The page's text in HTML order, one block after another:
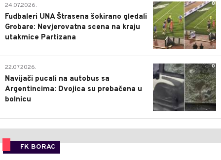
0
24.07.2026.
Fudbaleri UNA Štrasena šokirano gledali
Grobare: Nevjerovatna scena na kraju
utakmice Partizana
0
22.07.2026.
Navijači pucali na autobus sa
Argentincima: Dvojica su prebačena u
bolnicu
FK BORAC